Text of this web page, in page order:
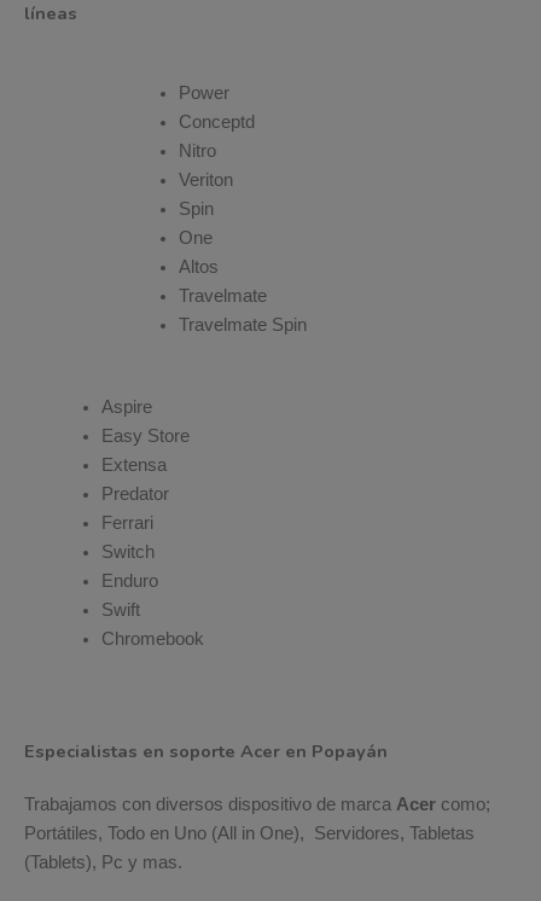
líneas
Power
Conceptd
Nitro
Veriton
Spin
One
Altos
Travelmate
Travelmate Spin
Aspire
Easy Store
Extensa
Predator
Ferrari
Switch
Enduro
Swift
Chromebook
Especialistas en soporte Acer en Popayán
Trabajamos con diversos dispositivo de marca Acer como;
Portátiles, Todo en Uno (All in One), Servidores, Tabletas
(Tablets), Pc y mas.